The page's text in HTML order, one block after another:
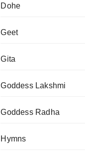
Dohe
Geet
Gita
Goddess Lakshmi
Goddess Radha
Hymns